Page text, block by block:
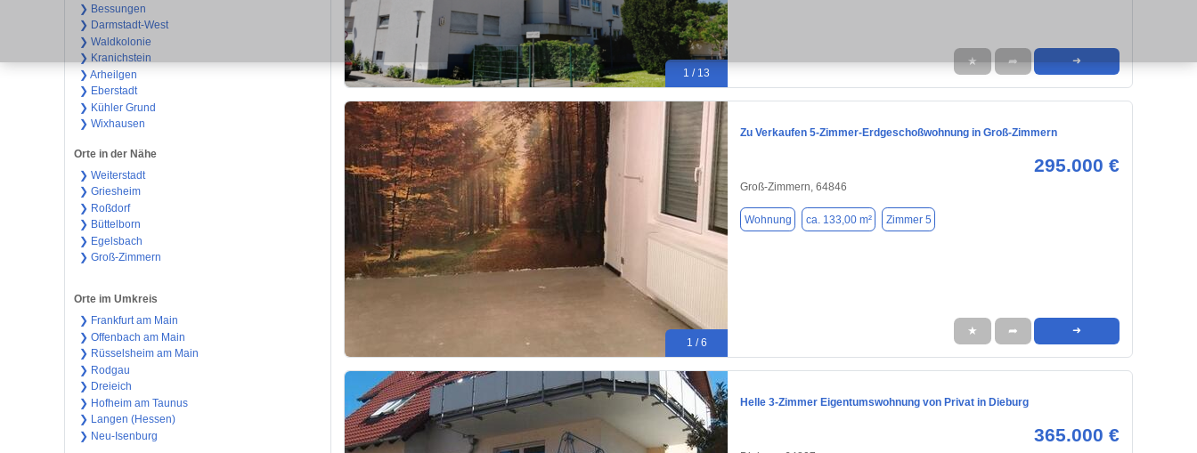
❯ Bessungen
❯ Darmstadt-West
❯ Waldkolonie
❯ Kranichstein
❯ Arheilgen
❯ Eberstadt
❯ Kühler Grund
❯ Wixhausen
Orte in der Nähe
❯ Weiterstadt
❯ Griesheim
❯ Roßdorf
❯ Büttelborn
❯ Egelsbach
❯ Groß-Zimmern
Orte im Umkreis
❯ Frankfurt am Main
❯ Offenbach am Main
❯ Rüsselsheim am Main
❯ Rodgau
❯ Dreieich
❯ Hofheim am Taunus
❯ Langen (Hessen)
❯ Neu-Isenburg
1 / 13
★ ➦ ➜
1 / 6
Zu Verkaufen 5-Zimmer-Erdgeschoßwohnung in Groß-Zimmern
295.000 €
Groß-Zimmern, 64846
Wohnung ca. 133,00 m² Zimmer 5
★ ➦ ➜
Helle 3-Zimmer Eigentumswohnung von Privat in Dieburg
365.000 €